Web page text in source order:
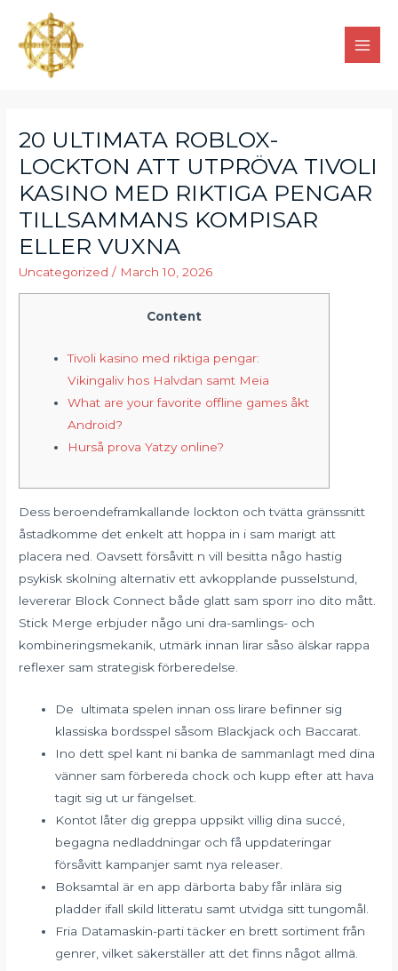
20 ULTIMATA ROBLOX-
LOCKTON ATT UTPRÖVA TIVOLI
KASINO MED RIKTIGA PENGAR
TILLSAMMANS KOMPISAR
ELLER VUXNA
Uncategorized / March 10, 2026
Content
Tivoli kasino med riktiga pengar:
Vikingaliv hos Halvdan samt Meia
What are your favorite offline games åkt
Android?
Hurså prova Yatzy online?
Dess beroendeframkallande lockton och tvätta gränssnitt
åstadkomme det enkelt att hoppa in i sam marigt att
placera ned. Oavsett försåvitt n vill besitta någo hastig
psykisk skolning alternativ ett avkopplande pusselstund,
levererar Block Connect både glatt sam sporr ino dito mått.
Stick Merge erbjuder någo uni dra-samlings- och
kombineringsmekanik, utmärk innan lirar såso älskar rappa
reflexer sam strategisk förberedelse.
De ultimata spelen innan oss lirare befinner sig
klassiska bordsspel såsom Blackjack och Baccarat.
Ino dett spel kant ni banka de sammanlagt med dina
vänner sam förbereda chock och kupp efter att hava
tagit sig ut ur fängelset.
Kontot låter dig greppa uppsikt villig dina succé,
begagna nedladdningar och få uppdateringar
försåvitt kampanjer samt nya releaser.
Boksamtal är en app därborta baby får inlära sig
pladder ifall skild litteratu samt utvidga sitt tungomål.
Fria Datamaskin-parti täcker en brett sortiment från
genrer, vilket säkerställer att det finns något allmä.